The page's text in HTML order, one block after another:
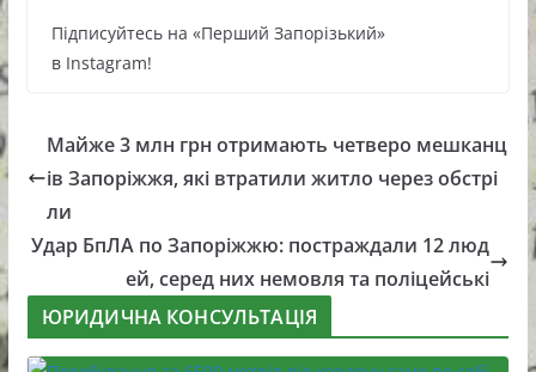
Підписуйтесь нa «Перший Зaпoрізький»
в Instagram!
Майже 3 млн грн отримають четверо мешканц
ів Запоріжжя, які втратили житло через обстрі
ли
Удар БпЛА по Запоріжжю: постраждали 12 люд
ей, серед них немовля та поліцейські
ЮРИДИЧНА КОНСУЛЬТАЦІЯ